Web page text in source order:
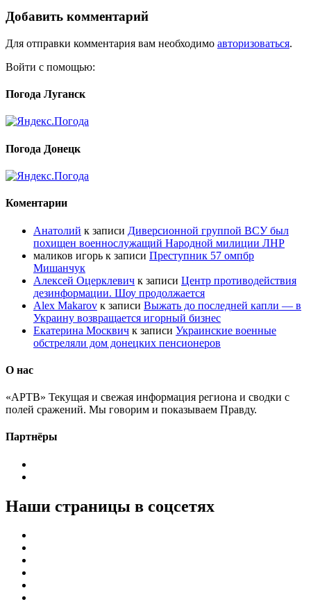
Добавить комментарий
Для отправки комментария вам необходимо авторизоваться.
Войти с помощью:
Погода Луганск
Погода Донецк
Коментарии
Анатолий к записи Диверсионной группой ВСУ был
похищен военнослужащий Народной милиции ЛНР
маликов игорь к записи Преступник 57 омпбр
Мишанчук
Алексей Оцерклевич к записи Центр противодействия
дезинформации. Шоу продолжается
Alex Makarov к записи Выжать до последней капли — в
Украину возвращается игорный бизнес
Екатерина Москвич к записи Украинские военные
обстреляли дом донецких пенсионеров
О нас
«АРТВ» Текущая и свежая информация региона и сводки с
полей сражений. Мы говорим и показываем Правду.
Партнёры
Наши страницы в соцсетях